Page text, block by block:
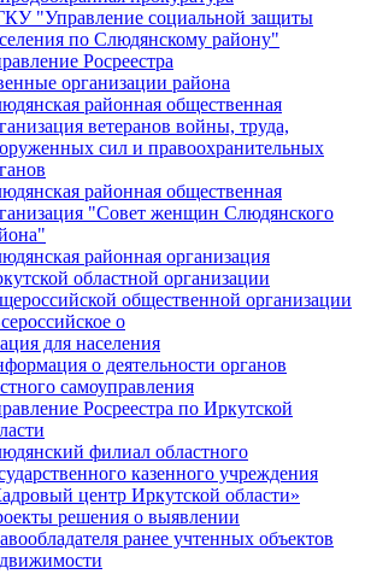
"Управление социальной защиты
по Слюдянскому району"
Росреестра
организации района
районная общественная
ветеранов войны, труда,
сил и правоохранительных
районная общественная
"Совет женщин Слюдянского
районная организация
областной организации
общественной организации
о
для населения
о деятельности органов
самоуправления
Росреестра по Иркутской
филиал областного
казенного учреждения
центр Иркутской области»
решения о выявлении
ранее учтенных объектов